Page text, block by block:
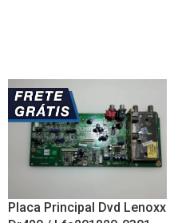
Placa Principal Dvd Lenoxx